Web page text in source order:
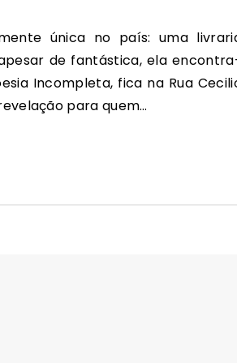
de fantástica, ela
Incompleta, fica na Rua
para quem…